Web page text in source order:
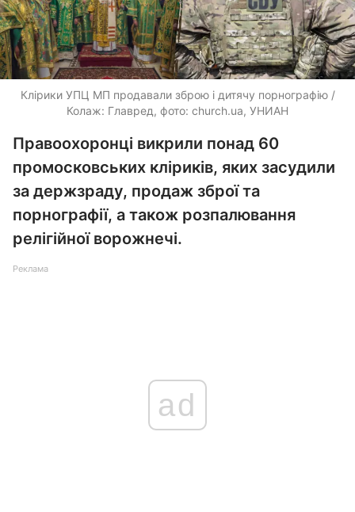
Клірики УПЦ МП продавали зброю і дитячу порнографію /
Колаж: Главред, фото: church.ua, УНИАН
Правоохоронці викрили понад 60
промосковських кліриків, яких засудили
за держзраду, продаж зброї та
порнографії, а також розпалювання
релігійної ворожнечі.
Реклама
ad